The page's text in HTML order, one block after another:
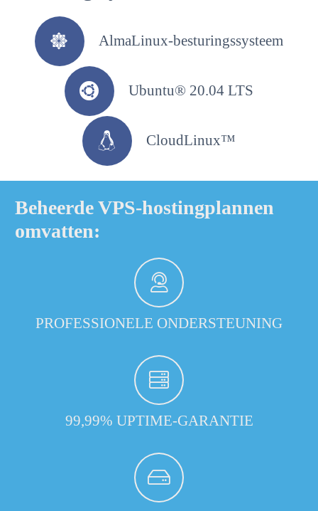
AlmaLinux-besturingssysteem
Ubuntu® 20.04 LTS
CloudLinux™
Beheerde VPS-hostingplannen
omvatten:
PROFESSIONELE ONDERSTEUNING
99,99% UPTIME-GARANTIE